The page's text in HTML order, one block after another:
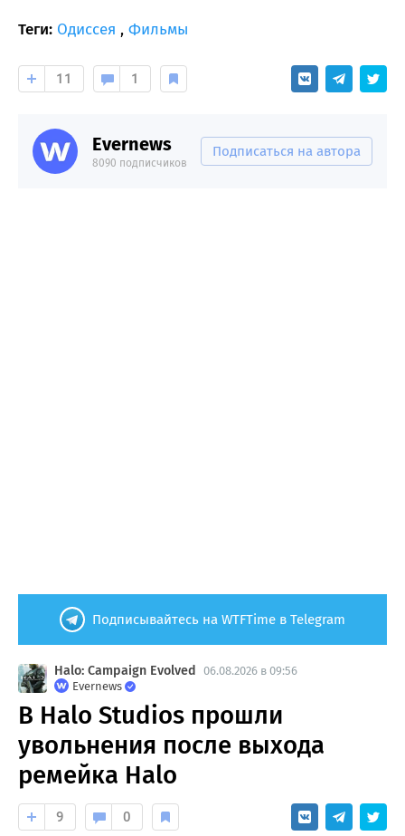
Теги: Одиссея , Фильмы
11 1
Evernews
8090 подписчиков
Подписаться на автора
Подписывайтесь на WTFTime в Telegram
Halo: Campaign Evolved
06.08.2026 в 09:56
Evernews
В Halo Studios прошли
увольнения после выхода
ремейка Halo
9 0